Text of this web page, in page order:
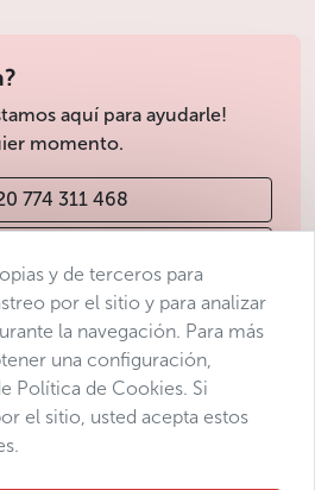
aquí para ayudarle!
momento.
774 311 468
y de terceros para
por el sitio y para analizar
la navegación. Para más
una configuración,
Política de Cookies. Si
el sitio, usted acepta estos